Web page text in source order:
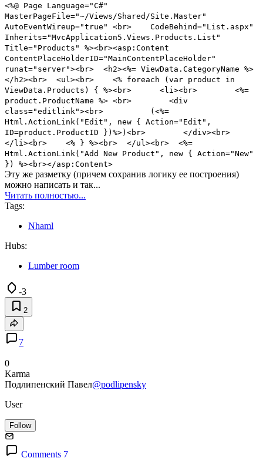
<%@ Page Language="C#"
MasterPageFile="~/Views/Shared/Site.Master"
AutoEventWireup="true" <br> CodeBehind="List.aspx"
Inherits="MvcApplication5.Views.Products.List"
Title="Products" %><br><asp:Content
ContentPlaceHolderID="MainContentPlaceHolder"
runat="server"><br> <h2><%= ViewData.CategoryName %>
</h2><br> <ul><br> <% foreach (var product in
ViewData.Products) { %><br> <li><br> <%=
product.ProductName %> <br> <div
class="editlink"><br> (<%=
Html.ActionLink("Edit", new { Action="Edit",
ID=product.ProductID })%>)<br> </div><br>
</li><br> <% } %><br> </ul><br> <%=
Html.ActionLink("Add New Product", new { Action="New"
}) %><br></asp:Content>
Эту же разметку (причем сохранив логику ее построения)
можно написать и так...
Читать полностью...
Tags:
Nhaml
Hubs:
Lumber room
-3
2
7
0
Karma
Подлипенский Павел@podlipensky
User
Follow
Comments 7